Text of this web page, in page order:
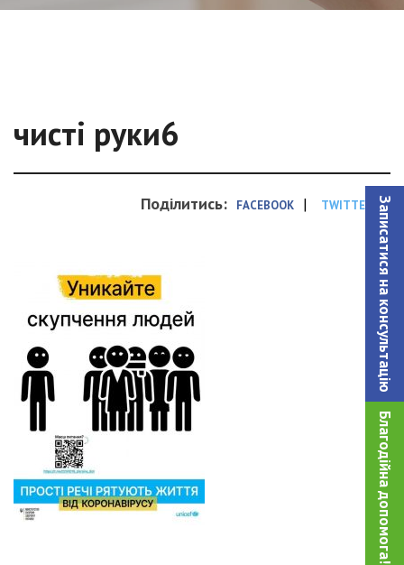
Записатися на консультацiю
Благодійна допомога!
чисті руки6
Поділитись: FACEBOOK | TWITTER